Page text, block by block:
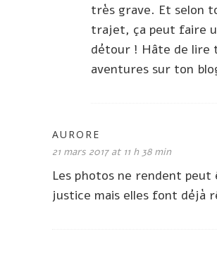
très grave. Et selon
trajet, ça peut faire
détour ! Hâte de lire
aventures sur ton
AURORE
21 mars 2017 at 11 h 38 min
Les photos ne rendent peut
justice mais elles font déjà